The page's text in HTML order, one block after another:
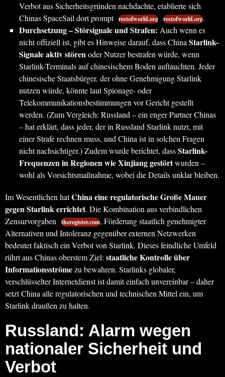
Verbot aus Sicherheitsgründen nachdachte, etablierte sich
Chinas SpaceSail dort prompt restofworld.org restofworld.org.
Durchsetzung – Störsignale und Strafen: Auch wenn es
nicht offiziell ist, gibt es Hinweise darauf, dass ChinaStarlink-
Signale aktiv störenoder Nutzer bestrafen würde, wenn
Starlink-Terminals auf chinesischem Boden auftauchten. Jeder
chinesische Staatsbürger, der ohne Genehmigung Starlink
nutzen würde, könnte laut Spionage- oder
Telekommunikationsbestimmungen vor Gericht gestellt
werden. (Zum Vergleich: Russland – ein enger Partner Chinas
– hat erklärt, dass jeder, der in Russland Starlink nutzt, mit
einer Strafe rechnen muss, und China ist in solchen Fragen
nicht nachsichtiger.) Zudem wurde berichtet, dassStarlink-
Frequenzen in Regionen wie Xinjiang gestörtwurden –
wohl als Vorsichtsmaßnahme, wobei die Details unklar bleiben.
Im Wesentlichen hatChina eine regulatorische Große Mauer
gegen Starlink errichtet. Die Kombination aus verbindlichen
Zensurvorgaben theregister.com, Förderung staatlich genehmigter
Alternativen und Intoleranz gegenüber externen Netzwerken
bedeutet faktisch ein Verbot von Starlink. Dieses feindliche Umfeld
rührt aus Chinas oberstem Ziel: staatliche Kontrolle über
Informationsströmezu bewahren. Starlinks globaler,
verschlüsselter Internetdienst ist damit einfach unvereinbar – daher
setzt China alle regulatorischen und technischen Mittel ein, um
Starlink draußen zu halten.
Russland: Alarm wegen
nationaler Sicherheit und
Verbot